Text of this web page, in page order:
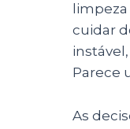
cuidar
Parece
As